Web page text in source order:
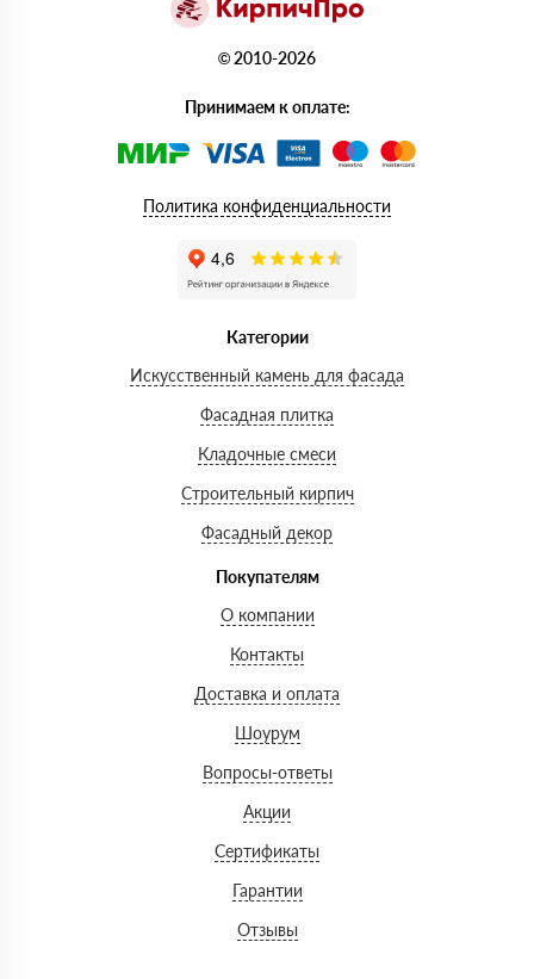
© 2010-2026
Принимаем к оплате:
Политика конфиденциальности
Категории
Искусственный камень для фасада
Фасадная плитка
Кладочные смеси
Строительный кирпич
Фасадный декор
Покупателям
О компании
Контакты
Доставка и оплата
Шоурум
Вопросы-ответы
Акции
Сертификаты
Гарантии
Отзывы